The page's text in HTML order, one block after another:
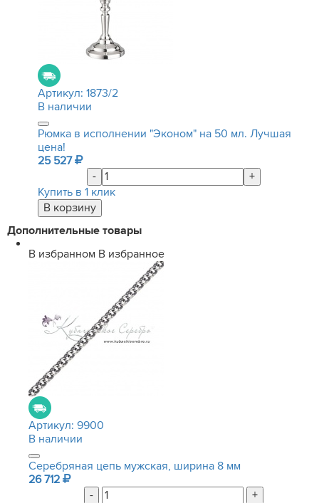
Артикул: 1873/2
В наличии
Рюмка в исполнении "Эконом" на 50 мл. Лучшая
цена!
25 527
-
+
Купить в 1 клик
Дополнительные товары
В избранном В избранное
Артикул: 9900
В наличии
Серебряная цепь мужская, ширина 8 мм
26 712
-
+